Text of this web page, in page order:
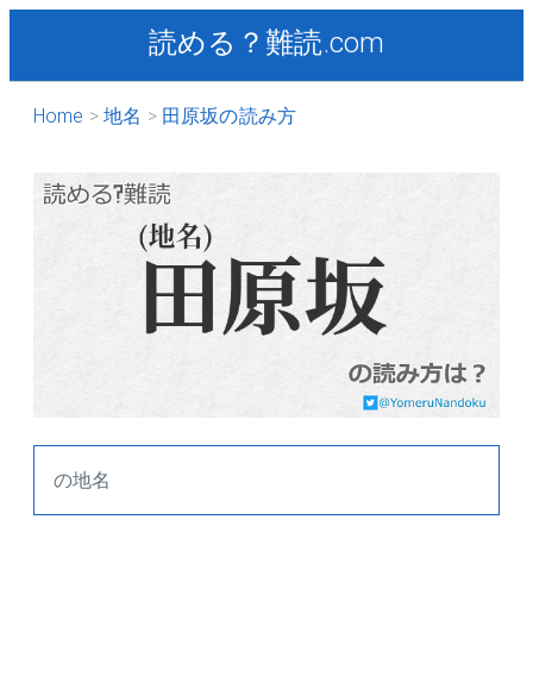
読める？難読.com
Home 地名 田原坂の読み方
の地名